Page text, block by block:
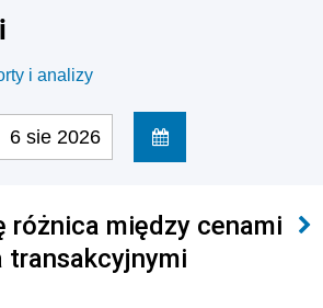
i analizy
6 sie 2026
różnica między cenami